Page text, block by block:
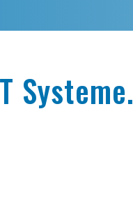
Systeme.